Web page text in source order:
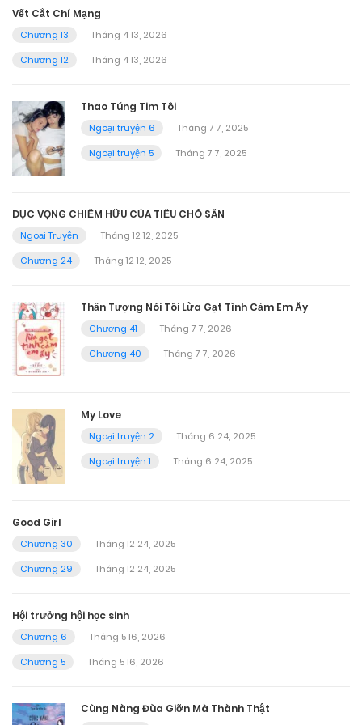
Vết Cắt Chí Mạng
Chương 13
Tháng 4 13, 2026
Chương 12
Tháng 4 13, 2026
Thao Túng Tim Tôi
Ngoại truyện 6
Tháng 7 7, 2025
Ngoại truyện 5
Tháng 7 7, 2025
DỤC VỌNG CHIẾM HỮU CỦA TIỂU CHÓ SĂN
Ngoại Truyện
Tháng 12 12, 2025
Chương 24
Tháng 12 12, 2025
Thần Tượng Nói Tôi Lừa Gạt Tình Cảm Em Ấy
Chương 41
Tháng 7 7, 2026
Chương 40
Tháng 7 7, 2026
My Love
Ngoại truyện 2
Tháng 6 24, 2025
Ngoại truyện 1
Tháng 6 24, 2025
Good Girl
Chương 30
Tháng 12 24, 2025
Chương 29
Tháng 12 24, 2025
Hội trưởng hội học sinh
Chương 6
Tháng 5 16, 2026
Chương 5
Tháng 5 16, 2026
Cùng Nàng Đùa Giỡn Mà Thành Thật